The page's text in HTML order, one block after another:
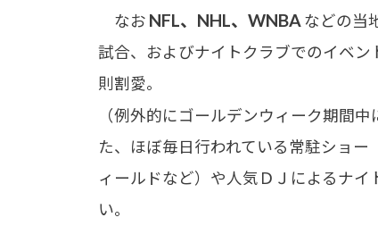
なお NFL、NHL、WNBAなどの当
試合、およびナイトクラブでのイベ
則割愛。
（例外的にゴールデンウィーク期間
た、ほぼ毎日行われている常駐ショ
ィールドなど）や人気ＤＪによるナ
い。